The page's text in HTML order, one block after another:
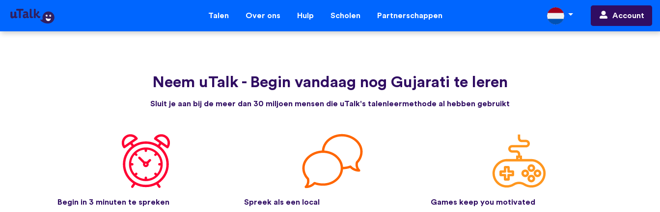
Talen Over ons Hulp Scholen Partnerschappen Account
Neem uTalk - Begin vandaag nog Gujarati te leren
Sluit je aan bij de meer dan 30 miljoen mensen die uTalk's talenleermethode al hebben gebruikt
Begin in 3 minuten te spreken
Spreek als een local
Games keep you motivated